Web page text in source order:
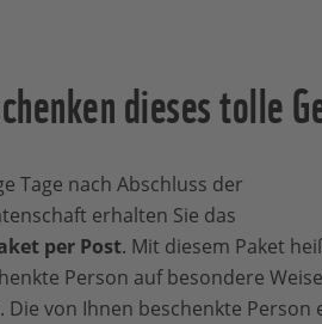
dieses tolle
Tage nach Abschluss der
erhalten Sie das
per Post. Mit diesem Paket
Person auf besondere Weise
Die von Ihnen beschenkte Person